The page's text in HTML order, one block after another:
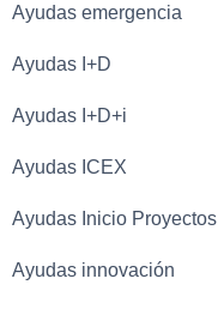
Ayudas emergencia
Ayudas I+D
Ayudas I+D+i
Ayudas ICEX
Ayudas Inicio Proyectos
Ayudas innovación